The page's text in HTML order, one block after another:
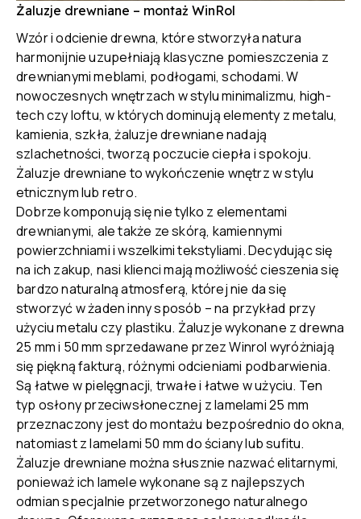
Żaluzje drewniane – montaż WinRol
Wzór i odcienie drewna, które stworzyła natura
harmonijnie uzupełniają klasyczne pomieszczenia z
drewnianymi meblami, podłogami, schodami. W
nowoczesnych wnętrzach w stylu minimalizmu, high-
tech czy loftu, w których dominują elementy z metalu,
kamienia, szkła, żaluzje drewniane nadają
szlachetności, tworzą poczucie ciepła i spokoju.
Żaluzje drewniane to wykończenie wnętrz w stylu
etnicznym lub retro.
Dobrze komponują się nie tylko z elementami
drewnianymi, ale także ze skórą, kamiennymi
powierzchniami i wszelkimi tekstyliami. Decydując się
na ich zakup, nasi klienci mają możliwość cieszenia się
bardzo naturalną atmosferą, której nie da się
stworzyć w żaden inny sposób – na przykład przy
użyciu metalu czy plastiku. Żaluzje wykonane z drewna
25 mm i 50 mm sprzedawane przez Winrol wyróżniają
się piękną fakturą, różnymi odcieniami podbarwienia.
Są łatwe w pielęgnacji, trwałe i łatwe w użyciu. Ten
typ osłony przeciwsłonecznej z lamelami 25 mm
przeznaczony jest do montażu bezpośrednio do okna,
natomiast z lamelami 50 mm do ściany lub sufitu.
Żaluzje drewniane można słusznie nazwać elitarnymi,
ponieważ ich lamele wykonane są z najlepszych
odmian specjalnie przetworzonego naturalnego